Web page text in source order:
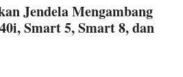
Jendela Mengambang
Smart 5, Smart 8, dan